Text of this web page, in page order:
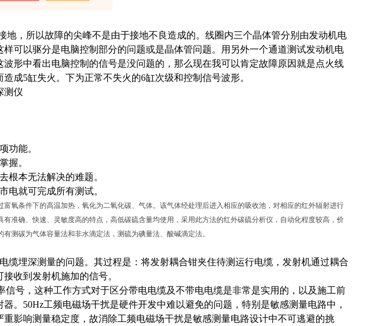
地，所以故障的尖峰不是由于接地不良造成的。线圈内三个晶体管分别由发动机电
可以驱分是电脑控制部分的问题或是晶体管问题。用另外一个通道测试发动机电
形中看出电脑控制的信号是没问题的，那么现在我可以肯定故障原因就是点火线
成5缸失火。下为正常不失火的6缸次级和控制信号波形。
测仪
功能。
握。
根本无法解决的难题。
电就可完成所有测试。
氧条件下的高温加热，氧化为二氧化碳、气体。该气体经处理后进入相应的吸收池，对相应的红外辐射进行
准确、快速、灵敏度高的特点，高低碳硫含量均使用，采用此方法的红外碳硫分析仪，自动化程度较高，价
测碳为气体容量法和非水滴定法，测硫为碘量法、酸碱滴定法。
缆埋深测量的问题。其过程是：将发射耦合钳夹住待测运行电缆，发射机通过耦合
收到发射机施加的信号。
信号，这种工作方式对于区分带电电缆及不带电电缆是非常是实用的，以及施工前
。50Hz工频电磁场干扰是硬件开发中难以避免的问题，特别是敏感测量电路中，
影响测量稳定度，故消除工频电磁场干扰是敏感测量电路设计中不可逃避的挑